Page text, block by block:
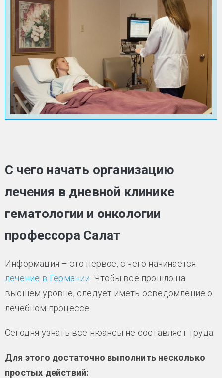
С чего начать организацию
лечения в дневной клинике
гематологии и онкологии
профессора Салат
Информация – это первое, с чего начинается
лечение в Германии . Чтобы всё прошло на
высшем уровне, следует иметь осведомление о
лечебном процессе.
Сегодня узнать все нюансы не составляет труда.
Для этого достаточно выполнить несколько
простых действий: